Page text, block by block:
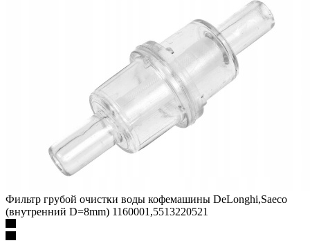
Фильтр грубой очистки воды кофемашины DeLonghi,Saeco
(внутренний D=8mm) 1160001,5513220521